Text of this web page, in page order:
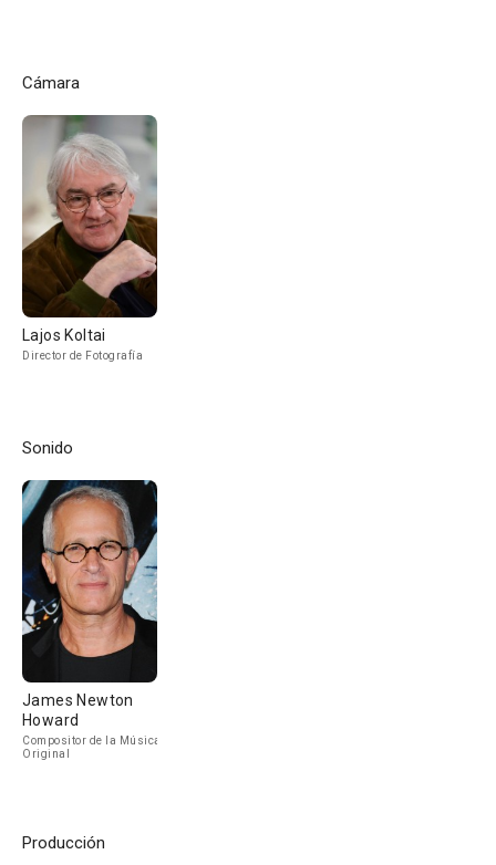
Cámara
Lajos Koltai
Director de Fotografía
Sonido
James Newton
Howard
Compositor de la Música
Original
Producción